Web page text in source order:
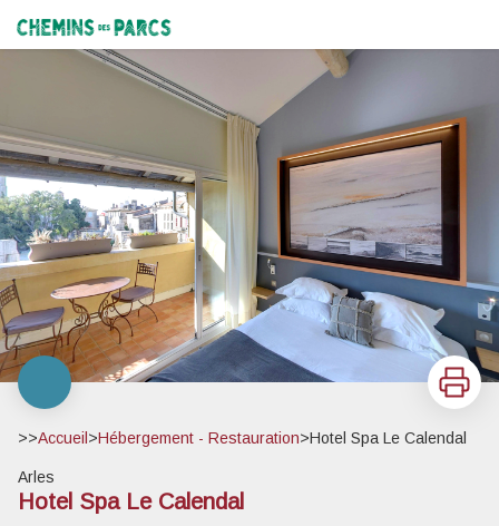
Chemins des Parcs
Imprimer
>>Accueil >Hébergement - Restauration>Hotel Spa Le Calendal
Arles
Hotel Spa Le Calendal